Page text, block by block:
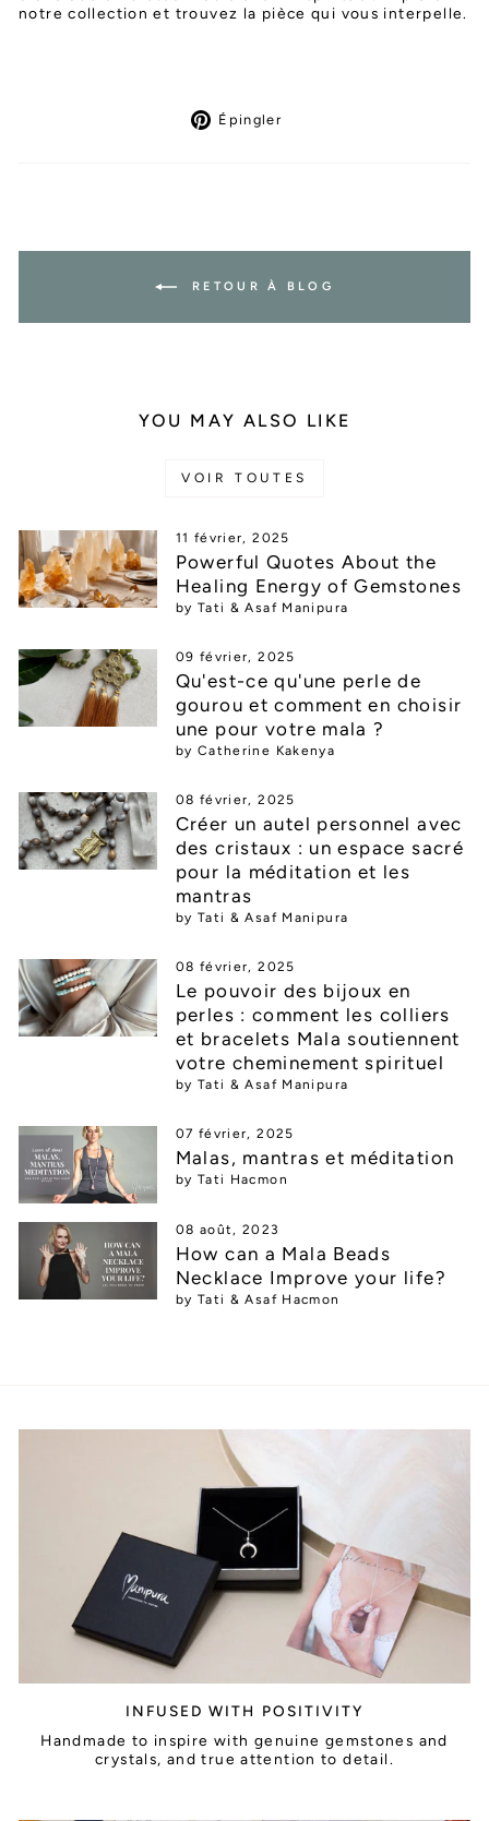
notre collection et trouvez la pièce qui vous interpelle.
Épingler
RETOUR À BLOG
YOU MAY ALSO LIKE
VOIR TOUTES
11 février, 2025
Powerful Quotes About the
Healing Energy of Gemstones
by Tati & Asaf Manipura
09 février, 2025
Qu'est-ce qu'une perle de
gourou et comment en choisir
une pour votre mala ?
by Catherine Kakenya
08 février, 2025
Créer un autel personnel avec
des cristaux : un espace sacré
pour la méditation et les
mantras
by Tati & Asaf Manipura
08 février, 2025
Le pouvoir des bijoux en
perles : comment les colliers
et bracelets Mala soutiennent
votre cheminement spirituel
by Tati & Asaf Manipura
07 février, 2025
Malas, mantras et méditation
by Tati Hacmon
08 août, 2023
How can a Mala Beads
Necklace Improve your life?
by Tati & Asaf Hacmon
INFUSED WITH POSITIVITY
Handmade to inspire with genuine gemstones and
crystals, and true attention to detail.